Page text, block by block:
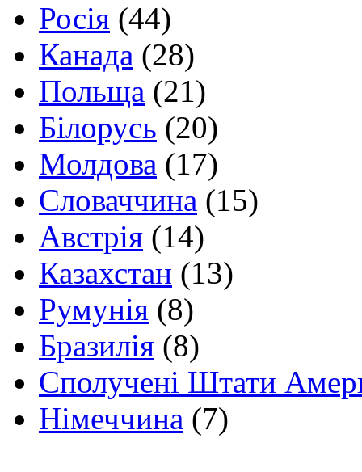
Росія (44)
Канада (28)
Польща (21)
Білорусь (20)
Молдова (17)
Словаччина (15)
Австрія (14)
Казахстан (13)
Румунія (8)
Бразилія (8)
Сполучені Штати
Німеччина (7)